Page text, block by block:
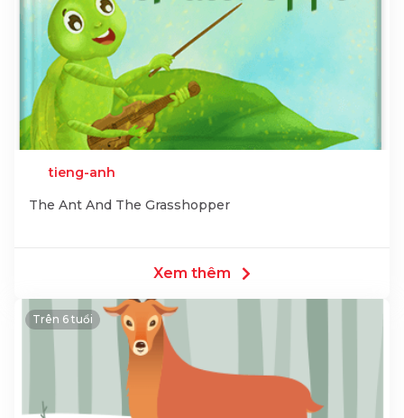
tieng-anh
The Ant And The Grasshopper
Xem thêm
Trên 6 tuổi